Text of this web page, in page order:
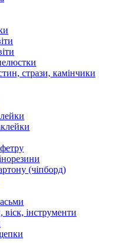
стрази, камінчики
(чіпборд)
інструменти